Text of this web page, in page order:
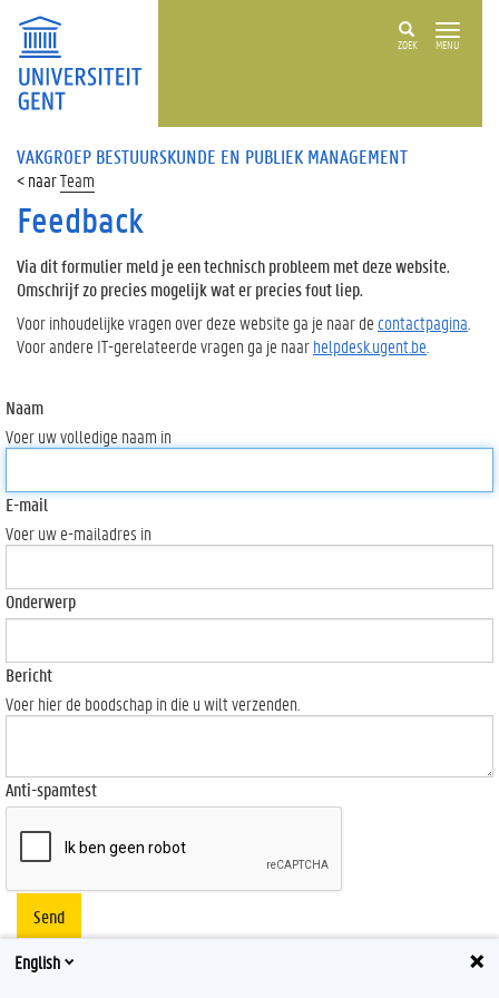
ZOEK MENU
VAKGROEP BESTUURSKUNDE EN PUBLIEK MANAGEMENT
Team
Feedback
Via dit formulier meld je een technisch probleem met deze website.
Omschrijf zo precies mogelijk wat er precies fout liep.
Voor inhoudelijke vragen over deze website ga je naar de contactpagina
Voor andere IT-gerelateerde vragen ga je naarhelpdesk.ugent.be
Naam
Voer uw volledige naam in
E-mail
Voer uw e-mailadres in
Onderwerp
Bericht
Voer hier de boodschap in die u wilt verzenden.
Anti-spamtest
Send
English